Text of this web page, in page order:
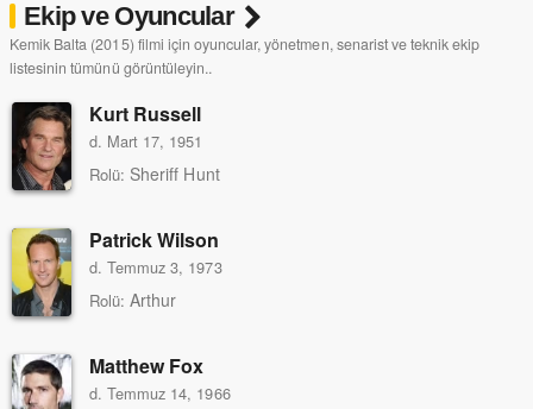
Ekip ve Oyuncular
Kemik Balta (2015) filmi için oyuncular, yönetmen, senarist ve teknik ekip
listesinin tümünü görüntüleyin..
Kurt Russell
d. Mart 17, 1951
Rolü: Sheriff Hunt
Patrick Wilson
d. Temmuz 3, 1973
Rolü: Arthur
Matthew Fox
d. Temmuz 14, 1966